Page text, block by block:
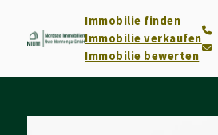
Immobilie finden
Immobilie verkaufen
Immobilie bewerten